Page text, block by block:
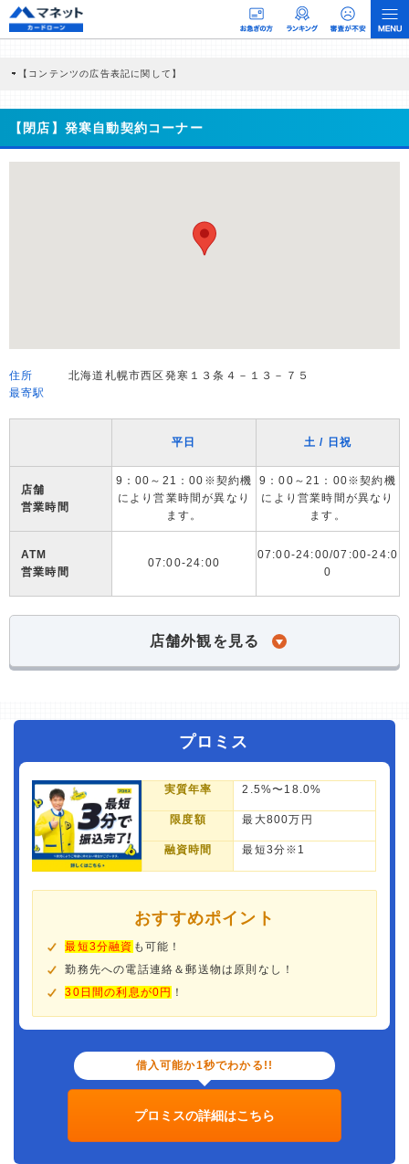
【コンテンツの広告表記に関して】
商品を根拠なくPRするものではなく、当編集部の調査／ユーザーへの口コミ収集な
どに基づき、公平性を担保した情報提供を行っています。
>提携企業一覧
【閉店】発寒自動契約コーナー
住所
北海道札幌市西区発寒１３条４－１３－７５
最寄駅
平日 土 / 日祝
店舗
営業時間
9：00～21：00※契約機
により営業時間が異なり
ます。
9：00～21：00※契約機
により営業時間が異なり
ます。
ATM
営業時間
07:00-24:00
07:00-24:00/07:00-24:0
0
店舗外観を見る
プロミス
実質年率 2.5%〜18.0%
限度額 最大800万円
融資時間 最短3分※1
おすすめポイント
最短3分融資 も可能！
勤務先への電話連絡＆郵送物は原則なし！
30日間の利息が0円 ！
借入可能か1秒でわかる!!
プロミスの詳細はこちら